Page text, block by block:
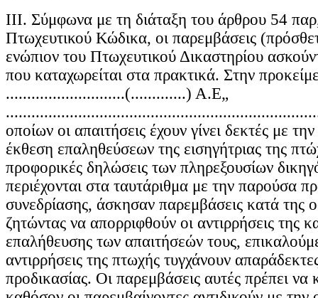
ΙΙΙ. Σύμφωνα με τη διάταξη του άρθρου 54
Πτωχευτικού Κώδικα, οι παρεμβάσεις
ενώπιον του Πτωχευτικού Δικαστηρίου
που καταχωρείται στα πρακτικά. Στην
............................(.............) Α.Ε„
οποίων οι απαιτήσεις έχουν γίνει δεκτές με
έκθεση επαληθεύσεων της εισηγήτριας της
προφορικές δηλώσεις των πληρεξουσίων
περιέχονται στα ταυτάριθμα με την παρούσα
συνεδρίασης, άσκησαν παρεμβάσεις κατά της
ζητώντας να απορριφθούν οι αντιρρήσεις της
επαλήθευσης των απαιτήσεών τους,
αντιρρήσεις της πτωχής τυγχάνουν
προδικασίας. Οι παρεμβάσεις αυτές πρέπει να